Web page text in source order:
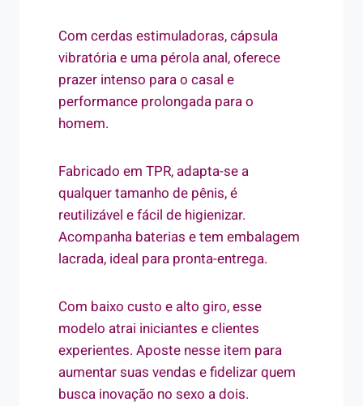
Com cerdas estimuladoras, cápsula
vibratória e uma pérola anal, oferece
prazer intenso para o casal e
performance prolongada para o
homem.
Fabricado em TPR, adapta-se a
qualquer tamanho de pênis, é
reutilizável e fácil de higienizar.
Acompanha baterias e tem embalagem
lacrada, ideal para pronta-entrega.
Com baixo custo e alto giro, esse
modelo atrai iniciantes e clientes
experientes. Aposte nesse item para
aumentar suas vendas e fidelizar quem
busca inovação no sexo a dois.